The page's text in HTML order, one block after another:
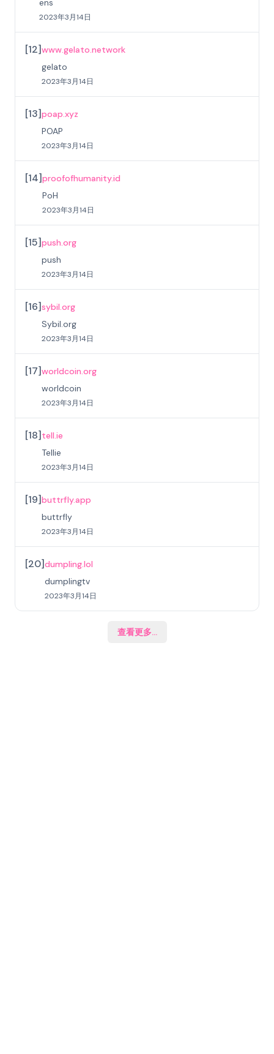
ens
2023年3月14日
[12]www.gelato.network
gelato
2023年3月14日
[13]poap.xyz
POAP
2023年3月14日
[14]proofofhumanity.id
PoH
2023年3月14日
[15]push.org
push
2023年3月14日
[16]sybil.org
Sybil.org
2023年3月14日
[17]worldcoin.org
worldcoin
2023年3月14日
[18] tell.ie
Tellie
2023年3月14日
[19]buttrfly.app
buttrfly
2023年3月14日
[20]dumpling.lol
dumplingtv
2023年3月14日
查看更多...